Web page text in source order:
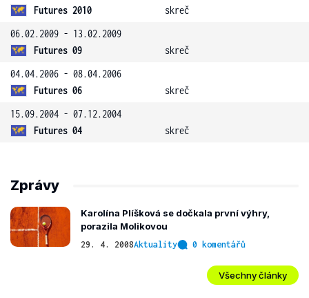
Futures 2010
skreč
06.02.2009 - 13.02.2009
Futures 09
skreč
04.04.2006 - 08.04.2006
Futures 06
skreč
15.09.2004 - 07.12.2004
Futures 04
skreč
Zprávy
Karolína Plíšková se dočkala první výhry,
porazila Molikovou
29. 4. 2008Aktuality 0 komentářů
Všechny články